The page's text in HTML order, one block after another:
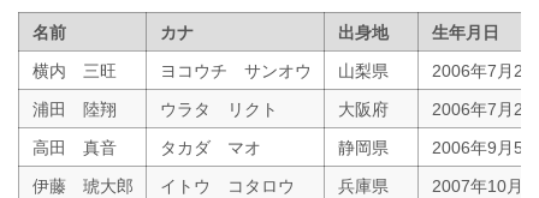
名前 カナ 出身地
生年月日
横内 三旺
ヨコウチ サンオウ 山梨県
2006年7月23
浦田 陸翔
ウラタ リクト 大阪府
2006年7月21
高田 真音
タカダ マオ 静岡県
2006年9月5日
伊藤 琥大郎
イトウ コタロウ 兵庫県
2007年10月